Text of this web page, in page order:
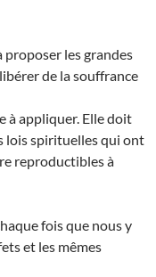
les grandes
de la souffrance
à appliquer. Elle doit
lois spirituelles qui ont
reproductibles à
fois que nous y
et les mêmes